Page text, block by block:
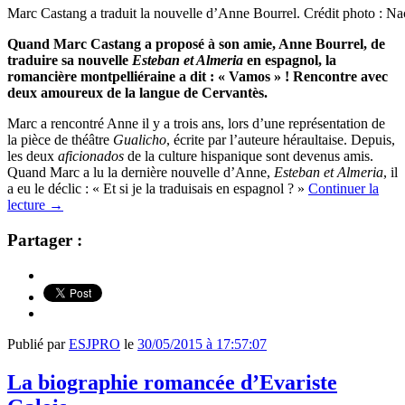
Marc Castang a traduit la nouvelle d’Anne Bourrel. Crédit photo :
Quand Marc Castang a proposé à son amie, Anne Bourrel, de
traduire sa nouvelle Esteban et Almeria en espagnol, la
romancière montpelliéraine a dit : « Vamos » ! Rencontre avec
deux amoureux de la langue de Cervantès.
Marc a rencontré Anne il y a trois ans, lors d’une représentation de
la pièce de théâtre Gualicho, écrite par l’auteure héraultaise. Depuis,
les deux aficionados de la culture hispanique sont devenus amis.
Quand Marc a lu la dernière nouvelle d’Anne, Esteban et Almeria, il
a eu le déclic : « Et si je la traduisais en espagnol ? » Continuer la
lecture →
Partager :
Publié parESJPRO le 30/05/2015 à 17:57:07
La biographie romancée d’Evariste